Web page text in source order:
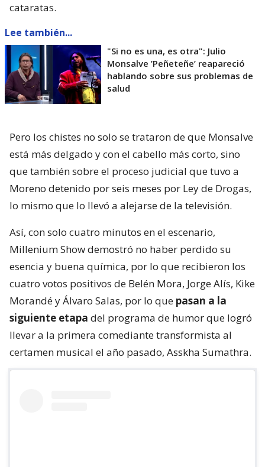
cataratas.
Lee también...
"Si no es una, es otra": Julio
Monsalve ’Peñeteñe’ reapareció
hablando sobre sus problemas de
salud
Pero los chistes no solo se trataron de que Monsalve
está más delgado y con el cabello más corto, sino
que también sobre el proceso judicial que tuvo a
Moreno detenido por seis meses por Ley de Drogas,
lo mismo que lo llevó a alejarse de la televisión.
Así, con solo cuatro minutos en el escenario,
Millenium Show demostró no haber perdido su
esencia y buena química, por lo que recibieron los
cuatro votos positivos de Belén Mora, Jorge Alís, Kike
Morandé y Álvaro Salas, por lo que pasan a la
siguiente etapa del programa de humor que logró
llevar a la primera comediante transformista al
certamen musical el año pasado, Asskha Sumathra.